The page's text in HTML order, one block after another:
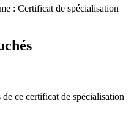
: Certificat de spécialisation
ce certificat de spécialisation